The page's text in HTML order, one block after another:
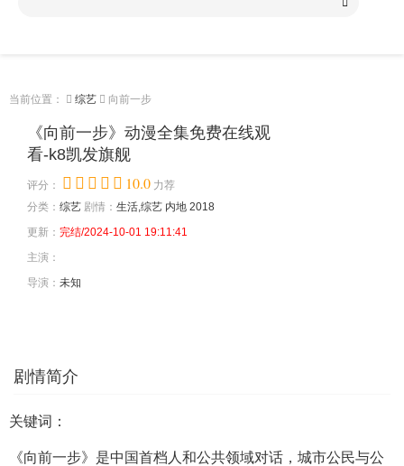
当前位置： 综艺 向前一步
《向前一步》动漫全集免费在线观
看-k8凯发旗舰
评分： 10.0 力荐
分类： 综艺 剧情： 生活,综艺 内地 2018
更新： 完结/2024-10-01 19:11:41
主演：
导演： 未知
剧情简介
关键词：
《向前一步》是中国首档人和公共领域对话，城市公民与公